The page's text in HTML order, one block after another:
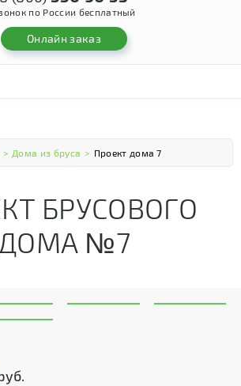
по России бесплатный
Онлайн заказ
> Дома из бруса > Проект дома 7
БРУСОВОГО
ДОМА №7